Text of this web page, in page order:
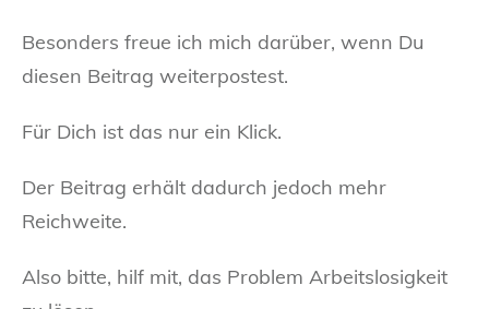
Besonders freue ich mich darüber, wenn Du
diesen Beitrag weiterpostest.
Für Dich ist das nur ein Klick.
Der Beitrag erhält dadurch jedoch mehr
Reichweite.
Also bitte, hilf mit, das Problem Arbeitslosigkeit